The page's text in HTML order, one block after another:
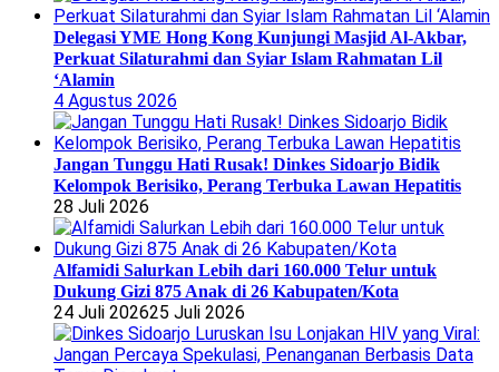
Delegasi YME Hong Kong Kunjungi Masjid Al-Akbar,
Perkuat Silaturahmi dan Syiar Islam Rahmatan Lil
‘Alamin
4 Agustus 2026
Jangan Tunggu Hati Rusak! Dinkes Sidoarjo Bidik
Kelompok Berisiko, Perang Terbuka Lawan Hepatitis
28 Juli 2026
Alfamidi Salurkan Lebih dari 160.000 Telur untuk
Dukung Gizi 875 Anak di 26 Kabupaten/Kota
24 Juli 202625 Juli 2026